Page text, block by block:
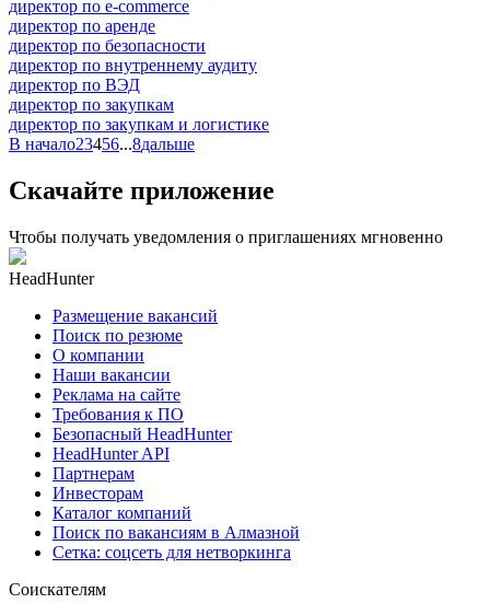
директор по e-commerce
директор по аренде
директор по безопасности
директор по внутреннему аудиту
директор по ВЭД
директор по закупкам
директор по закупкам и логистике
В начало23456...8дальше
Скачайте приложение
Чтобы получать уведомления о приглашениях мгновенно
HeadHunter
Размещение вакансий
Поиск по резюме
О компании
Наши вакансии
Реклама на сайте
Требования к ПО
Безопасный HeadHunter
HeadHunter API
Партнерам
Инвесторам
Каталог компаний
Поиск по вакансиям в Алмазной
Сетка: соцсеть для нетворкинга
Соискателям